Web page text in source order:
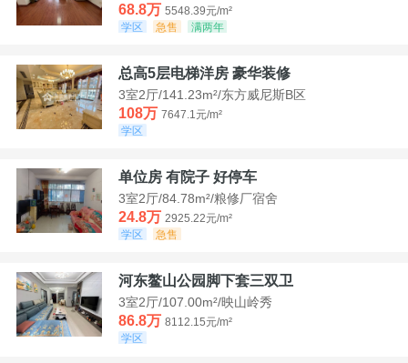
68.8万 5548.39元/m²
学区
急售 满两年
总高5层电梯洋房 豪华装修
3室2厅/141.23m²/东方威尼斯B区
108万 7647.1元/m²
学区
单位房 有院子 好停车
3室2厅/84.78m²/粮修厂宿舍
24.8万 2925.22元/m²
学区
急售
河东鳌山公园脚下套三双卫
3室2厅/107.00m²/映山岭秀
86.8万 8112.15元/m²
学区